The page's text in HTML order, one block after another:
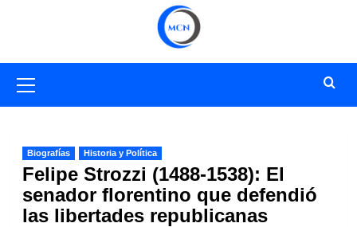
primario
Biografías Historia y Política
Felipe Strozzi (1488-1538): El
senador florentino que defendió
las libertades republicanas